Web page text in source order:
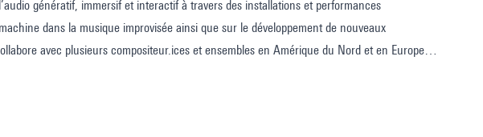
génératif, immersif et interactif à travers des installations et performances
dans la musique improvisée ainsi que sur le développement de nouveaux
avec plusieurs compositeur.ices et ensembles en Amérique du Nord et en Europe